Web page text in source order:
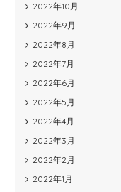
2022年10月
2022年9月
2022年8月
2022年7月
2022年6月
2022年5月
2022年4月
2022年3月
2022年2月
2022年1月